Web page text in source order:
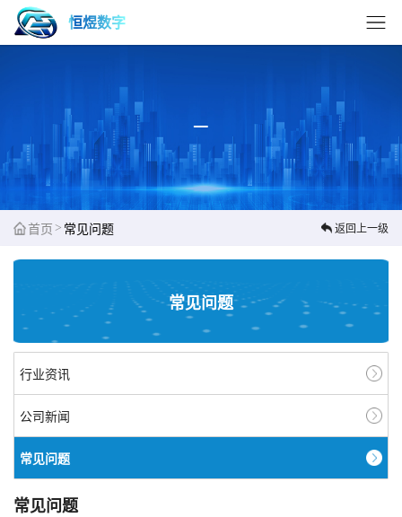
恒煜数字
首页 > 常见问题 返回上一级
常见问题
行业资讯
公司新闻
常见问题
常见问题